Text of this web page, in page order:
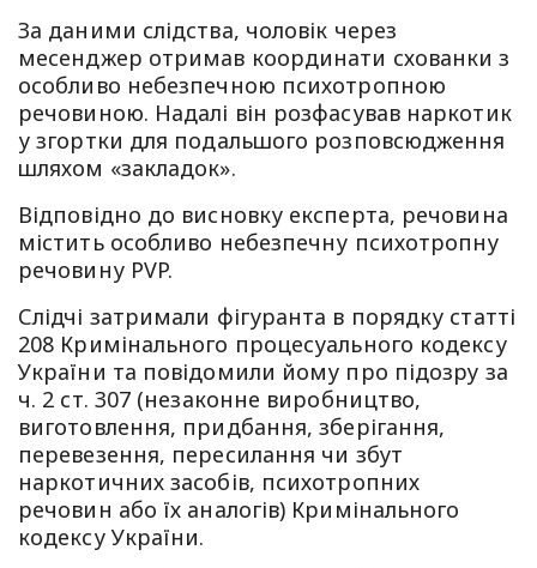
За даними слідства, чоловік через
месенджер отримав координати схованки з
особливо небезпечною психотропною
речовиною. Надалі він розфасував наркотик
у згортки для подальшого розповсюдження
шляхом «закладок».
Відповідно до висновку експерта, речовина
містить особливо небезпечну психотропну
речовину PVP.
Слідчі затримали фігуранта в порядку статті
208 Кримінального процесуального кодексу
України та повідомили йому про підозру за
ч. 2 ст. 307 (незаконне виробництво,
виготовлення, придбання, зберігання,
перевезення, пересилання чи збут
наркотичних засобів, психотропних
речовин або їх аналогів) Кримінального
кодексу України.